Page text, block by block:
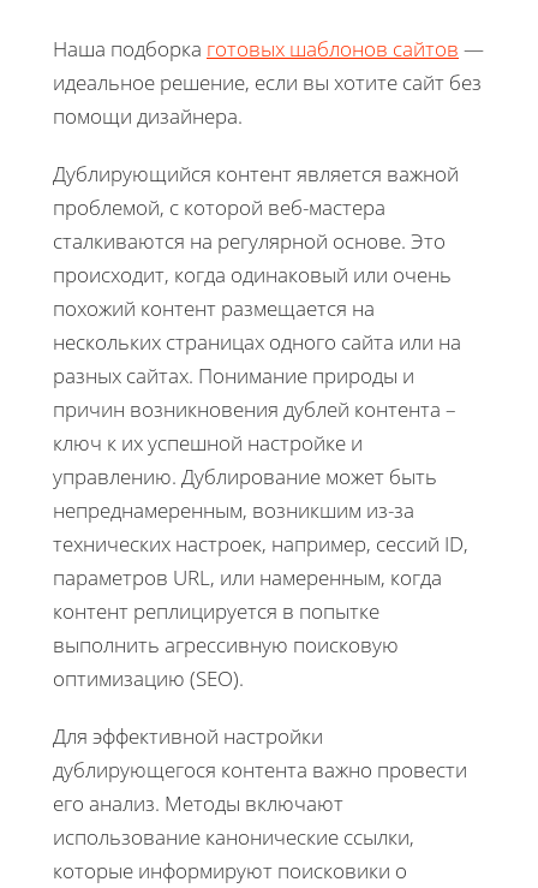
Наша подборка готовых шаблонов сайтов —
идеальное решение, если вы хотите сайт без
помощи дизайнера.
Дублирующийся контент является важной
проблемой, с которой веб-мастера
сталкиваются на регулярной основе. Это
происходит, когда одинаковый или очень
похожий контент размещается на
нескольких страницах одного сайта или на
разных сайтах. Понимание природы и
причин возникновения дублей контента –
ключ к их успешной настройке и
управлению. Дублирование может быть
непреднамеренным, возникшим из-за
технических настроек, например, сессий ID,
параметров URL, или намеренным, когда
контент реплицируется в попытке
выполнить агрессивную поисковую
оптимизацию (SEO).
Для эффективной настройки
дублирующегося контента важно провести
его анализ. Методы включают
использование канонические ссылки,
которые информируют поисковики о